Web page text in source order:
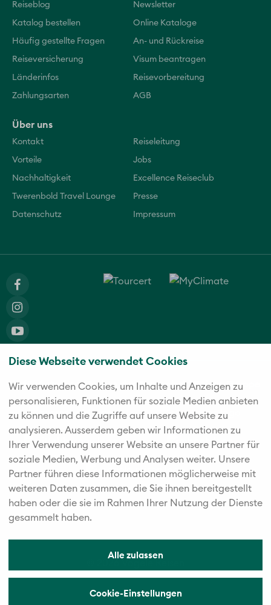
Diese Webseite verwendet Cookies
Wir verwenden Cookies, um Inhalte und Anzeigen zu
personalisieren, Funktionen für soziale Medien anbieten
zu können und die Zugriffe auf unsere Website zu
analysieren. Außerdem geben wir Informationen zu
Ihrer Verwendung unserer Website an unsere Partner für
soziale Medien, Werbung und Analysen weiter. Unsere
Partner führen diese Informationen möglicherweise mit
weiteren Daten zusammen, die Sie ihnen bereitgestellt
haben oder die sie im Rahmen Ihrer Nutzung der Dienste
gesammelt haben.
Alle zulassen
Cookie-Einstellungen
Reiseblog Newsletter
Katalog bestellen Online Kataloge
Häufig gestellte Fragen An- und Rückreise
Reiseversicherung Visum beantragen
Länderinfos Reisevorbereitung
Zahlungsarten AGB
Über uns
Kontakt Reiseleitung
Vorteile Jobs
Nachhaltigkeit Excellence Reiseclub
Twerenbold Travel Lounge Presse
Datenschutz Impressum
Die fünf starken Marken der Twerenbold Reisen Gruppe